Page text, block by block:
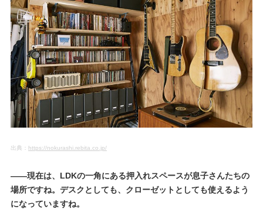
出典： https://nokurashi.rebita.co.jp/
――現在は、LDKの一角にある押入れスペースが息子さんたちの
場所ですね。デスクとしても、クローゼットとしても使えるよう
になっていますね。